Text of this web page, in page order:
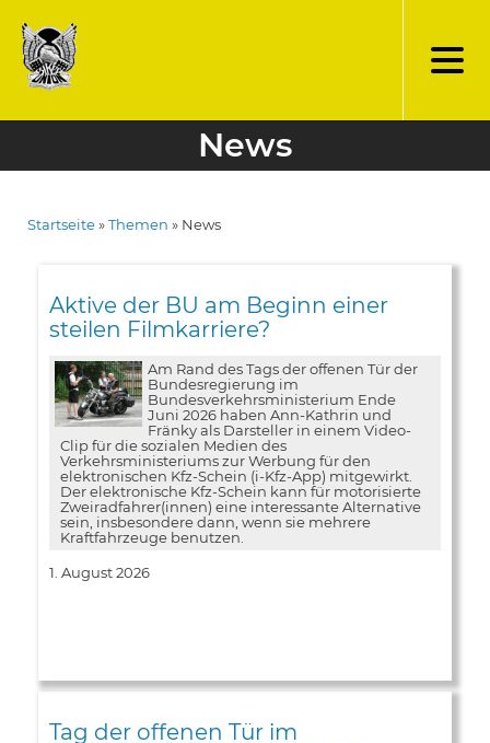
zum
Inhalt
News
Startseite Themen News
Aktive der BU am Beginn einer
steilen Filmkarriere?
Am Rand des Tags der offenen Tür der
Bundesregierung im
Bundesverkehrsministerium Ende
Juni 2026 haben Ann-Kathrin und
Fränky als Darsteller in einem Video-
Clip für die sozialen Medien des
Verkehrsministeriums zur Werbung für den
elektronischen Kfz-Schein (i-Kfz-App) mitgewirkt.
Der elektronische Kfz-Schein kann für motorisierte
Zweiradfahrer(innen) eine interessante Alternative
sein, insbesondere dann, wenn sie mehrere
Kraftfahrzeuge benutzen.
1. August 2026
Tag der offenen Tür im